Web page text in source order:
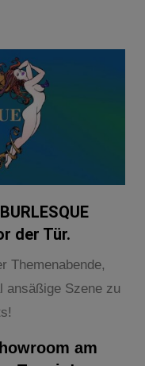
BURLESQUE
der Tür.
Themenabende,
ansäßige Szene zu
am